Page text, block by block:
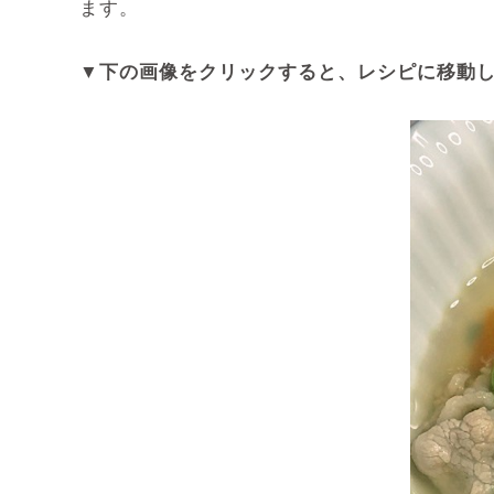
ます。
▼下の画像をクリックすると、レシピに移動